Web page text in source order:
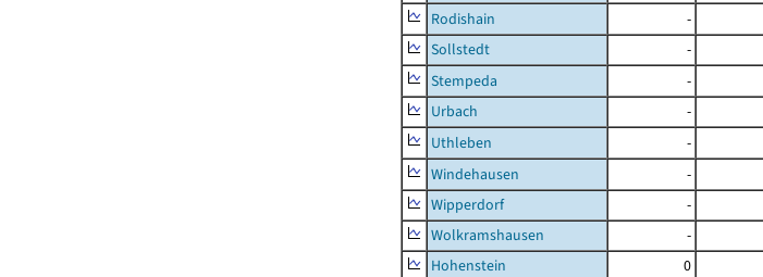
Rodishain
-
Sollstedt
-
Stempeda
-
Urbach
-
Uthleben
-
Windehausen
-
Wipperdorf
-
Wolkramshausen
-
Hohenstein
0